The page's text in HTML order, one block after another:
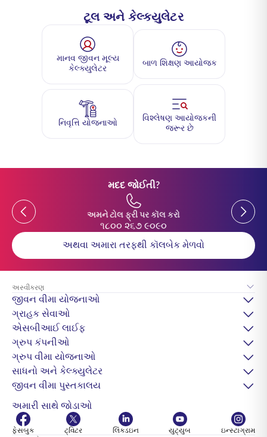
ટૂલ અને કેલ્ક્યુલેટર
માનવ જીવન મૂલ્ય
કેલ્ક્યુલેટર
બાળ શિક્ષણ આયોજક
નિવૃત્તિ યોજનાઓ
વિશ્લેષણ આયોજકની
જરૂર છે
મદદ જોઈતી?
Previous
અમને ટોલ ફ્રી પર કૉલ કરો
૧૮૦૦ ૨૬૭ ૯૦૯૦
Previous
અથવા અમારા તરફથી કૉલબેક મેળવો
અસ્વીકરણ
જીવન વીમા યોજનાઓ
ગ્રાહક સેવાઓ
એસબીઆઈ લાઈફ
ગ્રુપ કંપનીઓ
ગ્રુપ વીમા યોજનાઓ
સાધનો અને કેલ્ક્યુલેટર
જીવન વીમા પુસ્તકાલય
અમારી સાથે જોડાઓ
ફેસબુક ટ્વિટર લિંક્ડઇન યુટ્યુબ
ઇન્સ્ટાગ્રામ